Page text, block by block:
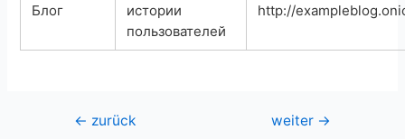
Блог
истории
пользователей
http://
Beitragsnavigation
← zurück weiter →